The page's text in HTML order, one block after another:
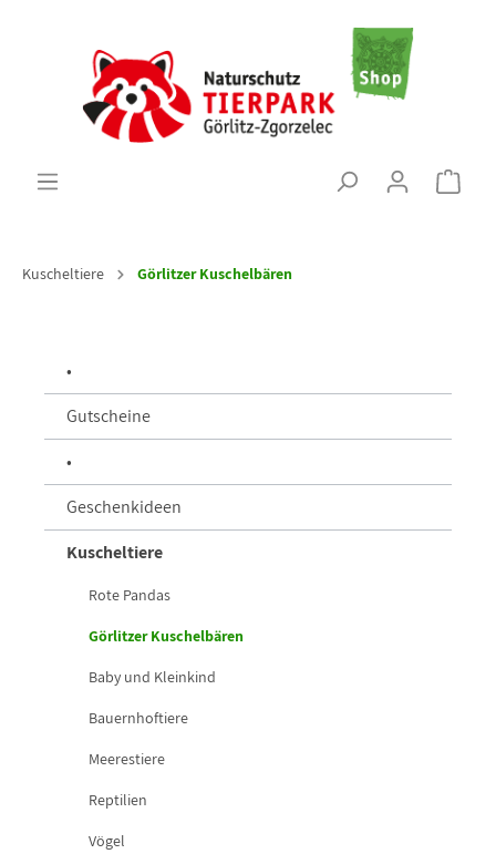
Kuscheltiere Görlitzer Kuschelbären
•
Gutscheine
•
Geschenkideen
Kuscheltiere
Rote Pandas
Görlitzer Kuschelbären
Baby und Kleinkind
Bauernhoftiere
Meerestiere
Reptilien
Vögel